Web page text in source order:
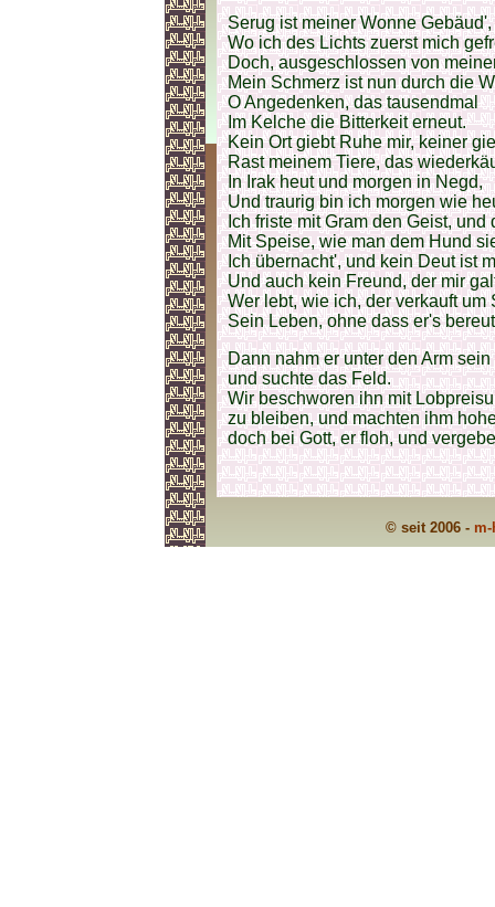
Serug ist meiner Wonne Gebäud',
Wo ich des Lichts zuerst mich
Doch, ausgeschlossen von
Mein Schmerz ist nun durch die
O Angedenken, das tausendmal
Im Kelche die Bitterkeit erneut.
Kein Ort giebt Ruhe mir, keiner
Rast meinem Tiere, das
In Irak heut und morgen in Negd,
Und traurig bin ich morgen wie
Ich friste mit Gram den Geist, und
Mit Speise, wie man dem Hund
Ich übernacht', und kein Deut ist
Und auch kein Freund, der mir
Wer lebt, wie ich, der verkauft um
Sein Leben, ohne dass er's
Dann nahm er unter den Arm sein
und suchte das Feld.
Wir beschworen ihn mit
zu bleiben, und machten ihm
doch bei Gott, er floh, und
© seit 2006 -